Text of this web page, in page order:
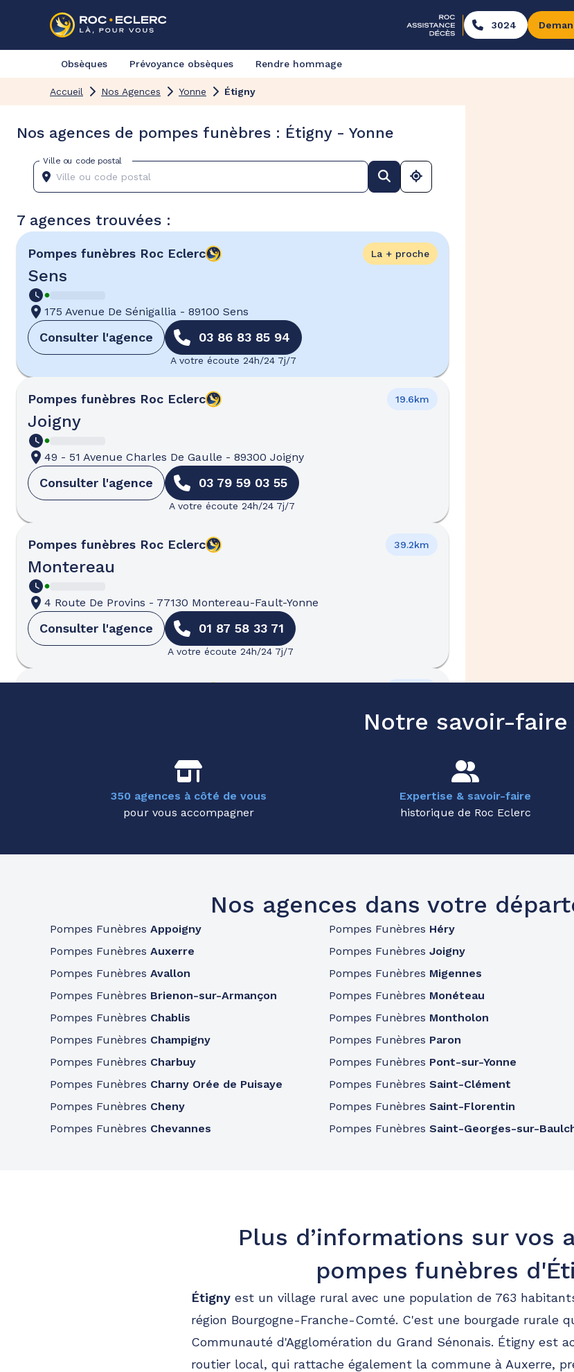
3024
Obsèques Prévoyance obsèques Rendre hommage
Accueil Nos Agences Yonne Étigny
Nos agences de pompes funèbres : Étigny - Yonne
Ville ou code postal
7 agences trouvées :
Pompes funèbres Roc Eclerc
Sens
La + proche
175 Avenue De Sénigallia - 89100 Sens
Consulter l'agence 03 86 83 85 94
A votre écoute 24h/24 7j/7
Pompes funèbres Roc Eclerc
Joigny
19.6km
49 - 51 Avenue Charles De Gaulle - 89300 Joigny
Consulter l'agence 03 79 59 03 55
A votre écoute 24h/24 7j/7
Pompes funèbres Roc Eclerc
Montereau
39.2km
4 Route De Provins - 77130 Montereau-Fault-Yonne
Consulter l'agence 01 87 58 33 71
A votre écoute 24h/24 7j/7
03 79 59 03 52
A votre écoute 24h/24 7j/7
Amilly
02 38 07 29 66
Pompes funèbres Roc Eclerc
Romilly-sur-Seine
153 Rue Aristide Briand-10100 Romilly-sur-Seine
Consulter l'agence
A votre écoute 24h/24 7j/7
Pompes funèbres Roc Eclerc 54.7km
A votre écoute 24h/24 7j/7
Notre savoir-faire
350 agences à côté de vous
pour vous accompagner
Expertise & savoir-faire
historique de Roc Eclerc
Nos agences dans votre
Pompes Funèbres Appoigny
Pompes Funèbres Auxerre
Pompes Funèbres Avallon
Pompes Funèbres Brienon-sur-Armançon
Pompes Funèbres Chablis
Pompes Funèbres Champigny
Pompes Funèbres Charbuy
Pompes Funèbres Charny Orée de Puisaye
Pompes Funèbres Cheny
Pompes Funèbres Chevannes
Pompes Funèbres Héry
Pompes Funèbres Joigny
Pompes Funèbres Migennes
Pompes Funèbres Monéteau
Pompes Funèbres Montholon
Pompes Funèbres Paron
Pompes Funèbres Pont-sur-Yonne
Pompes Funèbres Saint-Clément
Pompes Funèbres Saint-Florentin
Pompes Funèbres Saint-Georges-sur-
Plus d’informations sur vos
pompes funèbres
Étigny est un village rural avec une population de 763
région Bourgogne-Franche-Comté. C'est une bourgade rurale
Communauté d'Agglomération du Grand Sénonais. Étigny est
routier local, qui rattache également la commune à Auxerre,